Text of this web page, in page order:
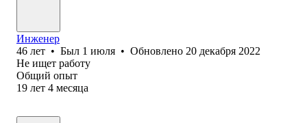
Инженер
46 лет • Был 1 июля • Обновлено 20 декабря 2022
Не ищет работу
Общий опыт
19 лет 4 месяца